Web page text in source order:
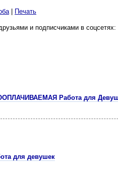
| Печать
и подписчиками в соцсетях:
Работа для
для девушек